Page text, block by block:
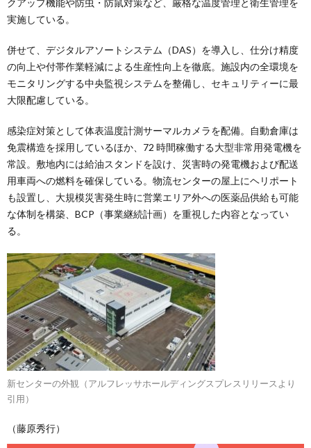
実施している。
併せて、デジタルアソートシステム（DAS）を導入し、仕分け精度
の向上や付帯作業軽減による生産性向上を徹底。施設内の全環境を
モニタリングする中央監視システムを整備し、セキュリティーに最
大限配慮している。
感染症対策として体表温度計測サーマルカメラを配備。自動倉庫は
免震構造を採用しているほか、72 時間稼働する大型非常用発電機を
常設。敷地内には給油スタンドを設け、災害時の発電機および配送
用車両への燃料を確保している。物流センターの屋上にヘリポート
も設置し、大規模災害発生時に営業エリア外への医薬品供給も可能
な体制を構築、BCP（事業継続計画）を重視した内容となってい
る。
新センターの外観（アルフレッサホールディングスプレスリリースより
引用）
（藤原秀行）